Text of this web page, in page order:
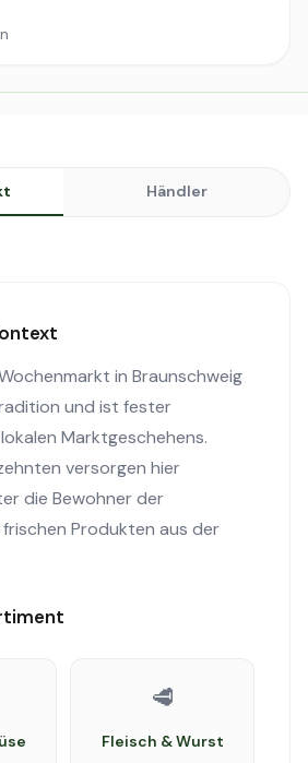
Händler
in Braunschweig
und ist fester
Marktgeschehens.
versorgen hier
die Bewohner der
Produkten aus der
🥩
Fleisch & Wurst